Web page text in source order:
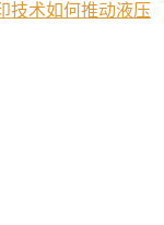
技术如何推动液压